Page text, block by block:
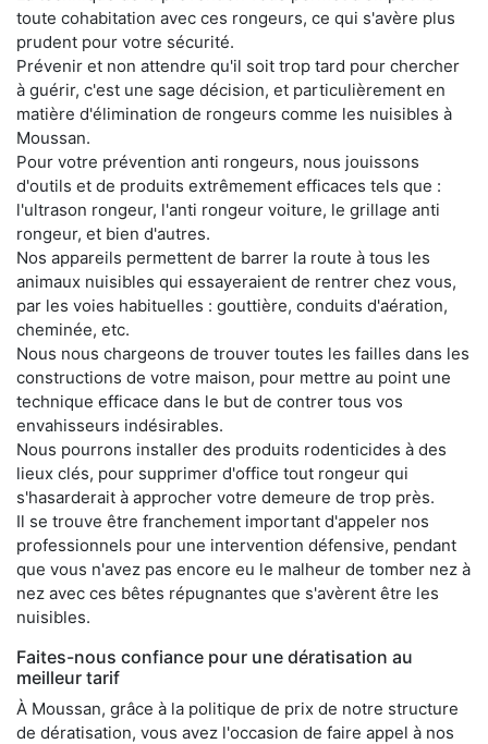
toute cohabitation avec ces rongeurs, ce qui s'avère plus
prudent pour votre sécurité.
Prévenir et non attendre qu'il soit trop tard pour chercher
à guérir, c'est une sage décision, et particulièrement en
matière d'élimination de rongeurs comme les nuisibles à
Moussan.
Pour votre prévention anti rongeurs, nous jouissons
d'outils et de produits extrêmement efficaces tels que :
l'ultrason rongeur, l'anti rongeur voiture, le grillage anti
rongeur, et bien d'autres.
Nos appareils permettent de barrer la route à tous les
animaux nuisibles qui essayeraient de rentrer chez vous,
par les voies habituelles : gouttière, conduits d'aération,
cheminée, etc.
Nous nous chargeons de trouver toutes les failles dans les
constructions de votre maison, pour mettre au point une
technique efficace dans le but de contrer tous vos
envahisseurs indésirables.
Nous pourrons installer des produits rodenticides à des
lieux clés, pour supprimer d'office tout rongeur qui
s'hasarderait à approcher votre demeure de trop près.
Il se trouve être franchement important d'appeler nos
professionnels pour une intervention défensive, pendant
que vous n'avez pas encore eu le malheur de tomber nez à
nez avec ces bêtes répugnantes que s'avèrent être les
nuisibles.
Faites-nous confiance pour une dératisation au
meilleur tarif
À Moussan, grâce à la politique de prix de notre structure
de dératisation, vous avez l'occasion de faire appel à nos